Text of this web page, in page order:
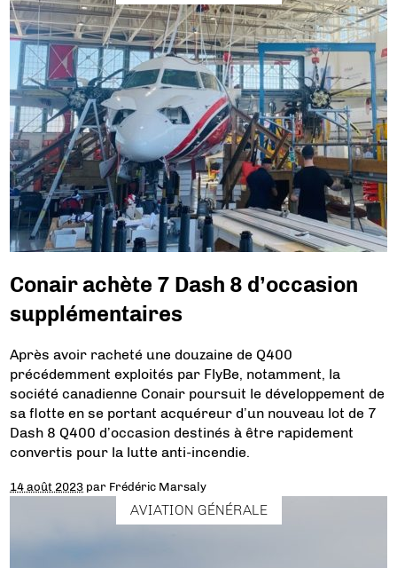
Conair achète 7 Dash 8 d’occasion
supplémentaires
Après avoir racheté une douzaine de Q400
précédemment exploités par FlyBe, notamment, la
société canadienne Conair poursuit le développement de
sa flotte en se portant acquéreur d’un nouveau lot de 7
Dash 8 Q400 d’occasion destinés à être rapidement
convertis pour la lutte anti-incendie.
14 août 2023 par Frédéric Marsaly
AVIATION GÉNÉRALE